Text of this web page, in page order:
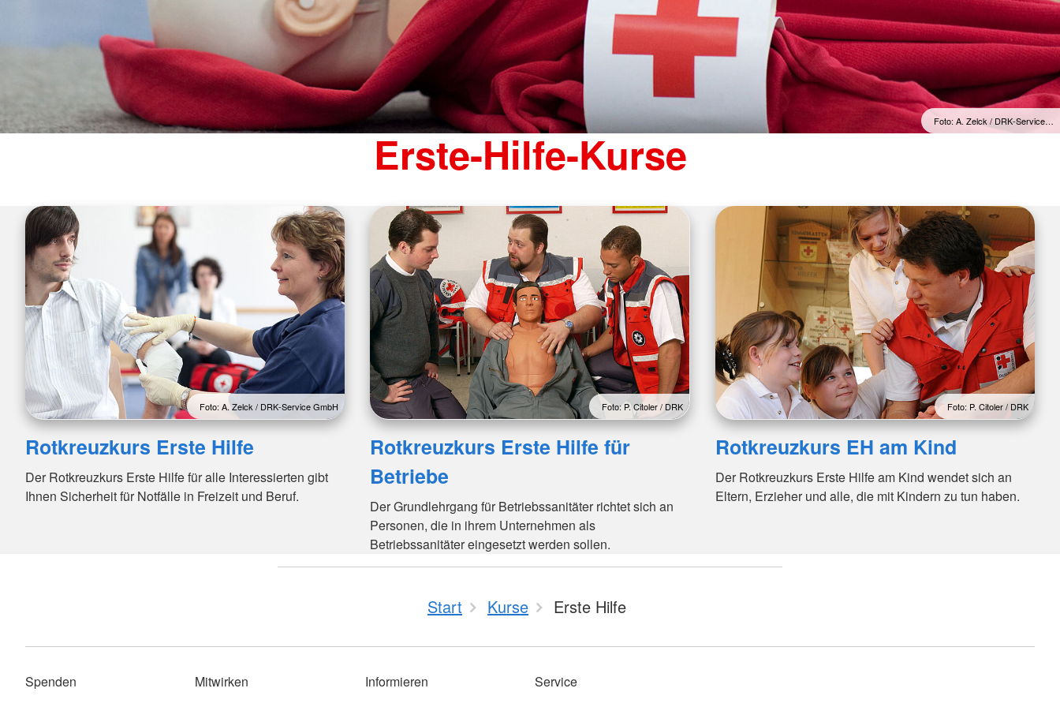
Foto: A. Zelck / DRK-Service…
Erste-Hilfe-Kurse
Foto: A. Zelck / DRK-Service GmbH
Rotkreuzkurs Erste Hilfe
Der Rotkreuzkurs Erste Hilfe für alle Interessierten gibt
Ihnen Sicherheit für Notfälle in Freizeit und Beruf.
Foto: P. Citoler / DRK
Rotkreuzkurs Erste Hilfe für
Betriebe
Der Grundlehrgang für Betriebssanitäter richtet sich an
Personen, die in ihrem Unternehmen als
Betriebssanitäter eingesetzt werden sollen.
Foto: P. Citoler / DRK
Rotkreuzkurs EH am Kind
Der Rotkreuzkurs Erste Hilfe am Kind wendet sich an
Eltern, Erzieher und alle, die mit Kindern zu tun haben.
Start Kurse Erste Hilfe
Spenden
Mitwirken
Informieren
Service